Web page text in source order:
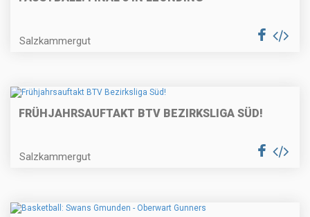
Salzkammergut
FRÜHJAHRSAUFTAKT BTV BEZIRKSLIGA SÜD!
Salzkammergut